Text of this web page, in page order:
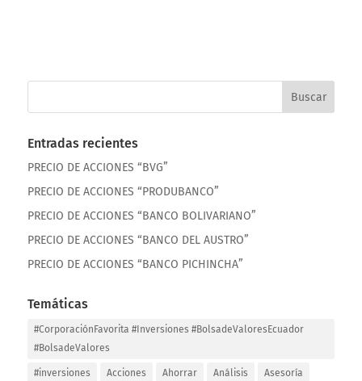
Entradas recientes
PRECIO DE ACCIONES “BVG”
PRECIO DE ACCIONES “PRODUBANCO”
PRECIO DE ACCIONES “BANCO BOLIVARIANO”
PRECIO DE ACCIONES “BANCO DEL AUSTRO”
PRECIO DE ACCIONES “BANCO PICHINCHA”
Temáticas
#CorporaciónFavorita #Inversiones #BolsadeValoresEcuador
#BolsadeValores
#inversiones Acciones Ahorrar Análisis Asesoría